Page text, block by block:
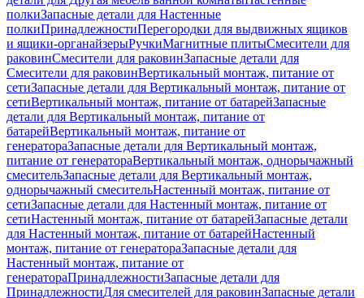
полкиЗапасные детали для Настенные
полкиПринадлежностиПерегородки для выдвижных ящиков
и ящики-органайзерыРучкиМагнитные плитыСмесители для
раковинСмесители для раковинЗапасные детали для
Смесители для раковинВертикальный монтаж, питание от
сетиЗапасные детали для Вертикальный монтаж, питание от
сетиВертикальный монтаж, питание от батарейЗапасные
детали для Вертикальный монтаж, питание от
батарейВертикальный монтаж, питание от
генератораЗапасные детали для Вертикальный монтаж,
питание от генератораВертикальный монтаж, однорычажный
смесительЗапасные детали для Вертикальный монтаж,
однорычажный смесительНастенный монтаж, питание от
сетиЗапасные детали для Настенный монтаж, питание от
сетиНастенный монтаж, питание от батарейЗапасные детали
для Настенный монтаж, питание от батарейНастенный
монтаж, питание от генератораЗапасные детали для
Настенный монтаж, питание от
генератораПринадлежностиЗапасные детали для
ПринадлежностиДля смесителей для раковинЗапасные детали